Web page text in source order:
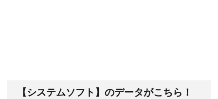
【システムソフト】のデータがこちら！